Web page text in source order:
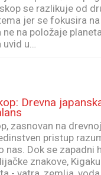
se razlikuje od
jer se fokusira
ne na položaje
u…
Drevna
zasnovan na
pristup
nas. Dok se zapadni
znakove,